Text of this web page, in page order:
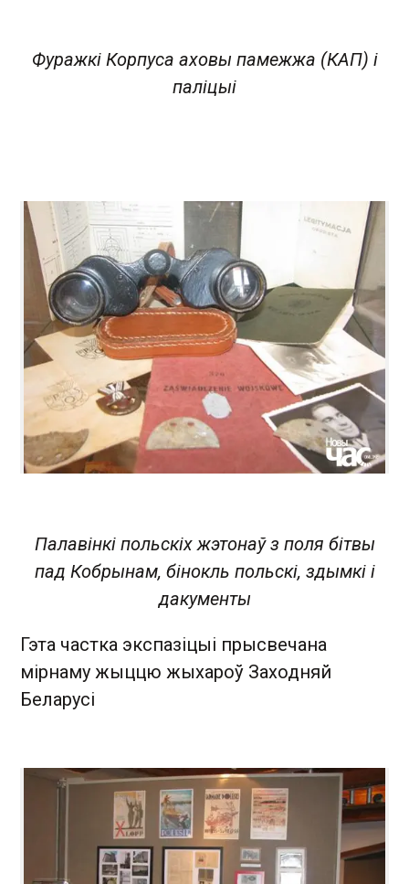
Фуражкі Корпуса аховы памежжа (КАП) і
паліцыі
Палавінкі польскіх жэтонаў з поля бітвы
пад Кобрынам, бінокль польскі, здымкі і
дакументы
Гэта частка экспазіцыі прысвечана
мірнаму жыццю жыхароў Заходняй
Беларусі